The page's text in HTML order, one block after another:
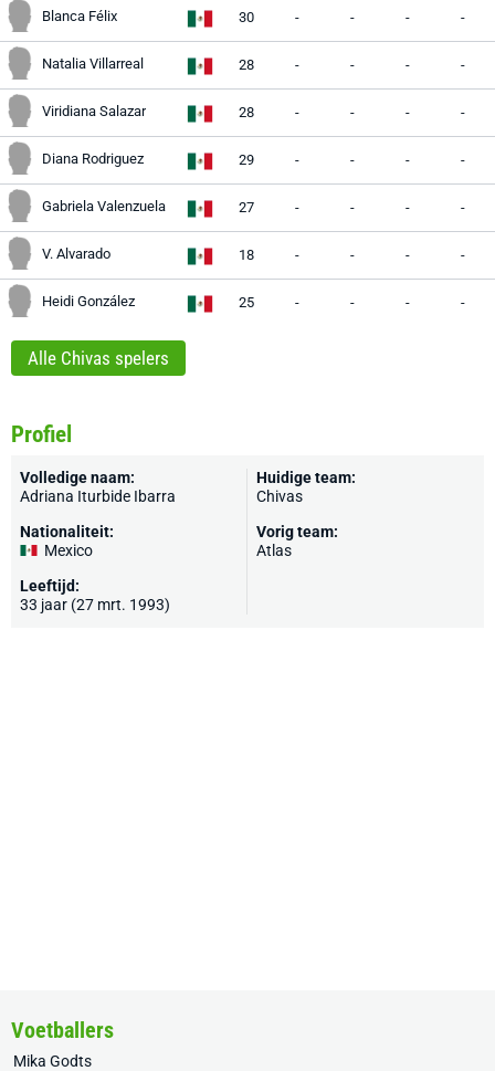
Blanca Félix 30 - - - -
Natalia Villarreal 28 - - - -
Viridiana Salazar 28 - - - -
Diana Rodriguez 29 - - - -
Gabriela Valenzuela 27 - - - -
V. Alvarado 18 - - - -
Heidi González 25 - - - -
Alle Chivas spelers
Profiel
Volledige naam:
Adriana Iturbide Ibarra
Nationaliteit:
Mexico
Leeftijd:
33 jaar (27 mrt. 1993)
Huidige team:
Chivas
Vorig team:
Atlas
Voetballers
Mika Godts